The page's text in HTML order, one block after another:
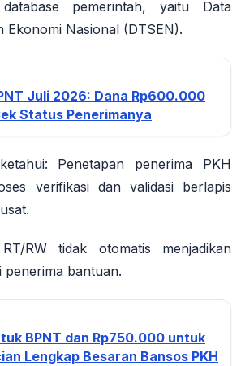
database pemerintah, yaitu Data
Ekonomi Nasional (DTSEN).
Juli 2026: Dana Rp600.000
Status Penerimanya
Penetapan penerima PKH
verifikasi dan validasi berlapis
RW tidak otomatis menjadikan
penerima bantuan.
BPNT dan Rp750.000 untuk
Lengkap Besaran Bansos PKH